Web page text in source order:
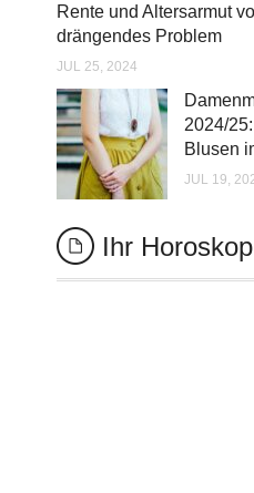
Rente und Altersarmut
drängendes Problem
JUL 25, 2024
2024/
Blusen
JUL 19,
Ihr Horoskop